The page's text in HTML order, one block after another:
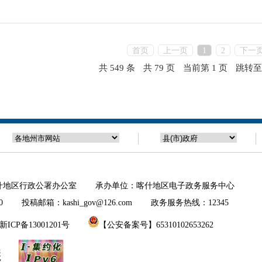
首页 上一页 1 2 下一
共 549 条 共 79 页 当前第 1 页 跳转至
区行政公署办公室 承办单位：喀什地区电子政务服务中心
投稿邮箱：kashi_gov@126.com 政务服务热线：12345
ICP备13001201号 【公安备案号】65310102653262